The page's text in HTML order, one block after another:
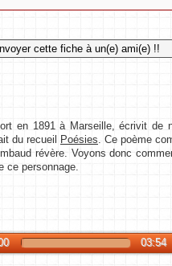
en 1891 à Marseille, écrivit de
du recueil Poésies . Ce poème
révère. Voyons donc
ce personnage.
03:54